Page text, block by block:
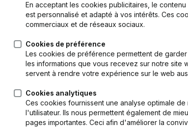
En acceptant les cookies publicitaires, le
est personnalisé et adapté à vos intérêts. Ces
commerciaux et de réseaux sociaux.
Cookies de préférence
Les cookies de préférence permettent de
les informations que vous recevez sur notre site
servent à rendre votre expérience sur le web
Cookies analytiques
Ces cookies fournissent une analyse optimale
l'utilisateur. Ils nous permettent également de
pages importantes. Ceci afin d'améliorer la
Français